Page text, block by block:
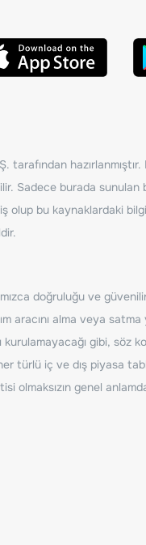
tarafından
Sadece burada sunulan
olup bu kaynaklardaki
doğruluğu ve
aracını alma veya satma
gibi, söz
türlü iç ve dış piyasa
olmaksızın genel